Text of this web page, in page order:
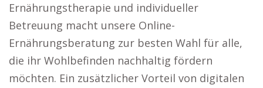
Ernährungstherapie und individueller
Betreuung macht unsere Online-
Ernährungsberatung zur besten Wahl für alle,
die ihr Wohlbefinden nachhaltig fördern
möchten. Ein zusätzlicher Vorteil von digitalen